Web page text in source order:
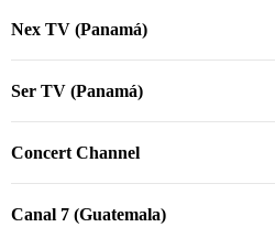
Nex TV (Panamá)
Ser TV (Panamá)
Concert Channel
Canal 7 (Guatemala)